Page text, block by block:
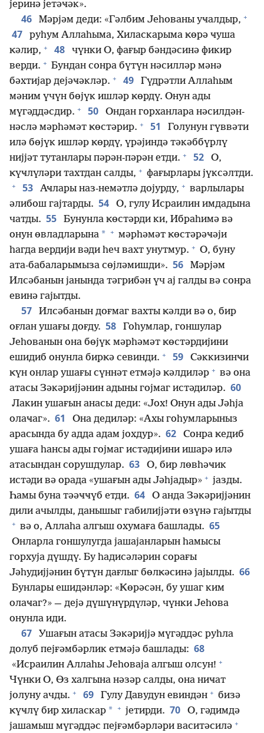
јеринә јетәҹәк».
46 Мәрјәм деди: «Гәлбим Јеһованы уҹалдыр, +
47
руһум Аллаһыма, Хиласкарыма ҝөрә ҹуша
ҝәлир, + 48
чүнки О, фағыр бәндәсинә фикир
верди. + Бундан сонра бүтүн нәсилләр мәнә
бәхтијар дејәҹәкләр. + 49
Гүдрәтли Аллаһым
мәним үчүн бөјүк ишләр ҝөрдү. Онун ады
мүгәддәсдир. + 50
Ондан горханлара нәсилдән-
нәслә мәрһәмәт ҝөстәрир. + 51
Голунун гүввәти
илә бөјүк ишләр ҝөрдү, үрәјиндә тәкәббүрлү
нијјәт тутанлары пәрән-пәрән етди. + 52
О,
ҝүҹлүләри тахтдан салды, + фағырлары јүксәлтди.
+ 53 Аҹлары наз-немәтлә дојурду, + варлылары
әлибош гајтарды. 54
О, гулу Исраилин имдадына
чатды. 55
Бунунла ҝөстәрди ки, Ибраһимә вә
онун өвладларына * + мәрһәмәт ҝөстәрәҹәји
һагда вердији вәди һеч вахт унутмур. + О, буну
ата-бабаларымыза сөјләмишди». 56
Мәрјәм
Илсәбанын јанында тәгрибән үч ај галды вә сонра
евинә гајытды.
57
Илсәбанын доғмаг вахты ҝәлди вә о, бир
оғлан ушағы доғду. 58
Гоһумлар, гоншулар
Јеһованын она бөјүк мәрһәмәт ҝөстәрдијини
ешидиб онунла бирҝә севинди. + 59
Сәккизинҹи
ҝүн онлар ушағы сүннәт етмәјә ҝәлдиләр + вә она
атасы Зәкәријјәнин адыны гојмаг истәдиләр. 60
Лакин ушағын анасы деди: «Јох! Онун ады Јәһја
олаҹаг». 61
Она дедиләр: «Ахы гоһумларыныз
арасында бу адда адам јохдур». 62
Сонра ҝедиб
ушаға һансы ады гојмаг истәдијини ишарә илә
атасындан сорушдулар. 63
О, бир лөвһәҹик
истәди вә орада «ушағын ады Јәһјадыр» + јазды.
Һамы буна тәәҹҹүб етди. 64
О анда Зәкәријјәнин
дили ачылды, данышыг габилијјәти өзүнә гајытды
+ вә о, Аллаһа алгыш охумаға башлады. 65
Онларла гоншулугда јашајанларын һамысы
горхуја дүшдү. Бу һадисәләрин сорағы
Јәһудијјәнин бүтүн дағлыг бөлҝәсинә јајылды. 66
Бунлары ешидәнләр: «Ҝөрәсән, бу ушаг ким
олаҹаг?» — дејә дүшүнүрдүләр, чүнки Јеһова
онунла иди.
67
Ушағын атасы Зәкәријјә мүгәддәс руһла
долуб пејғәмбәрлик етмәјә башлады: 68
«Исраилин Аллаһы Јеһоваја алгыш олсун! +
Чүнки О, Өз халгына нәзәр салды, она ниҹат
јолуну ачды. + 69 Гулу Давудун евиндән + бизә
ҝүҹлү бир хиласкар * + јетирди. 70
О, гәдимдә
јашамыш мүгәддәс пејғәмбәрләри васитәсилә +